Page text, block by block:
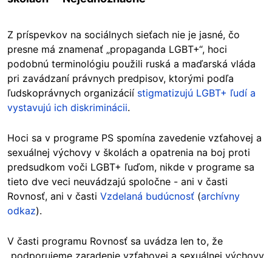
Z príspevkov na sociálnych sieťach nie je jasné, čo
presne má znamenať „propaganda LGBT+“, hoci
podobnú terminológiu použili ruská a maďarská vláda
pri zavádzaní právnych predpisov, ktorými podľa
ľudskoprávnych organizácií stigmatizujú LGBT+ ľudí a
vystavujú ich diskriminácii.
Hoci sa v programe PS spomína zavedenie vzťahovej a
sexuálnej výchovy v školách a opatrenia na boj proti
predsudkom voči LGBT+ ľuďom, nikde v programe sa
tieto dve veci neuvádzajú spoločne - ani v časti
Rovnosť, ani v časti Vzdelaná budúcnosť (archívny
odkaz).
V časti programu Rovnosť sa uvádza len to, že
„podporujeme zaradenie vzťahovej a sexuálnej výchovy